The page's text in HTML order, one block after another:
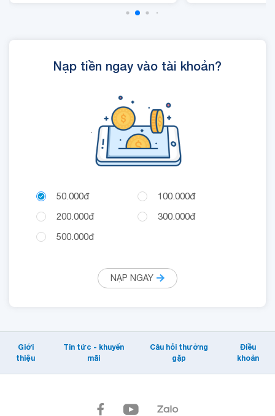
Nạp tiền ngay vào tài khoản?
.
50.000đ
100.000đ
200.000đ
300.000đ
500.000đ
NẠP NGAY
Giới
thiệu
Tin tức - khuyến
mãi
Câu hỏi thường
gặp
Điều
khoản